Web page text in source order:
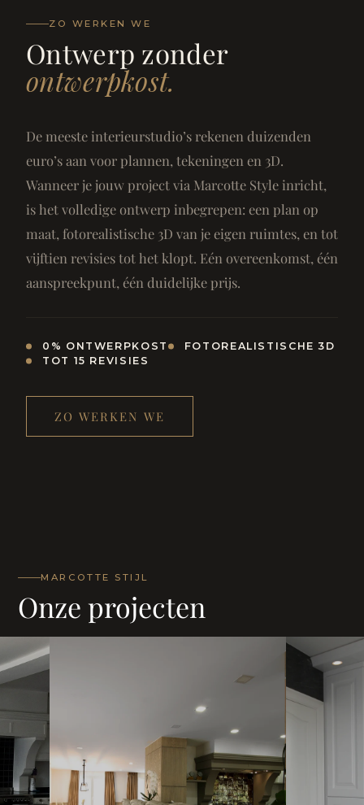
ZO WERKEN WE
Ontwerp zonder
ontwerpkost.
De meeste interieurstudio’s rekenen duizenden
euro’s aan voor plannen, tekeningen en 3D.
Wanneer je jouw project via Marcotte Style inricht,
is het volledige ontwerp inbegrepen: een plan op
maat, fotorealistische 3D van je eigen ruimtes, en tot
vijftien revisies tot het klopt. Eén overeenkomst, één
aanspreekpunt, één duidelijke prijs.
0% ONTWERPKOST
FOTOREALISTISCHE 3D
TOT 15 REVISIES
ZO WERKEN WE
MARCOTTE STIJL
Onze projecten